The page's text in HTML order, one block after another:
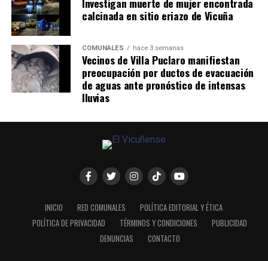
Investigan muerte de mujer encontrada
calcinada en sitio eriazo de Vicuña
COMUNALES hace 3 semanas
Vecinos de Villa Puclaro manifiestan
preocupación por ductos de evacuación
de aguas ante pronóstico de intensas
lluvias
INICIO RED COMUNALES
POLÍTICA EDITORIAL Y ÉTICA
POLÍTICA DE PRIVACIDAD
TÉRMINOS Y CONDICIONES
PUBLICIDAD
DENUNCIAS
CONTACTO